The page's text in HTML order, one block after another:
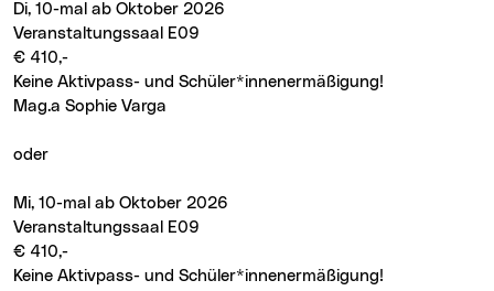
Di, 10-mal ab Oktober 2026
Veranstaltungssaal E09
€ 410,-
Keine Aktivpass- und Schüler*innenermäßigung!
Mag.a Sophie Varga
oder
Mi, 10-mal ab Oktober 2026
Veranstaltungssaal E09
€ 410,-
Keine Aktivpass- und Schüler*innenermäßigung!